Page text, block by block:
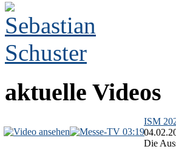
aktuelle Videos
03:19
ISM
Die